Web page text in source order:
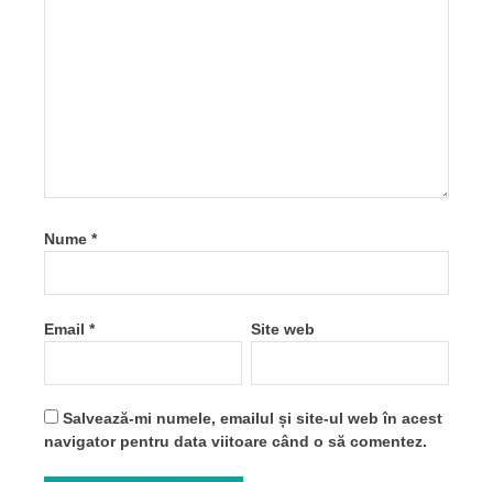
Nume *
Email * Site web
Salvează-mi numele, emailul și site-ul web în acest
navigator pentru data viitoare când o să comentez.